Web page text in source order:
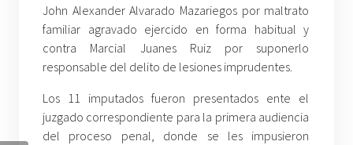
John Alexander Alvarado Mazariegos por maltrato
familiar agravado ejercido en forma habitual y
contra Marcial Juanes Ruiz por suponerlo
responsable del delito de lesiones imprudentes.
Los 11 imputados fueron presentados ente el
juzgado correspondiente para la primera audiencia
del proceso penal, donde se les impusieron